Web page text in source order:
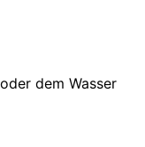
dem Wasser